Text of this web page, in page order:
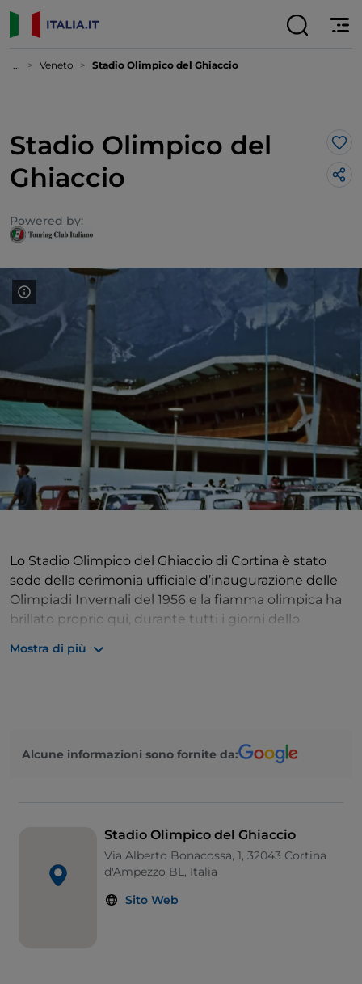
... Veneto Stadio Olimpico del Ghiaccio
Stadio Olimpico del
Ghiaccio
Powered by:
Lo Stadio Olimpico del Ghiaccio di Cortina è stato
sede della cerimonia ufficiale d’inaugurazione delle
Olimpiadi Invernali del 1956 e la fiamma olimpica ha
brillato proprio qui, durante tutti i giorni dello
chiusura. Negli anni ha ospitato competizioni di
struttura portante è in cemento armato rivestita in
Mostra di più
Alcune informazioni sono fornite da:
Stadio Olimpico del Ghiaccio
Via Alberto Bonacossa, 1, 32043 Cortina
d'Ampezzo BL, Italia
Sito Web